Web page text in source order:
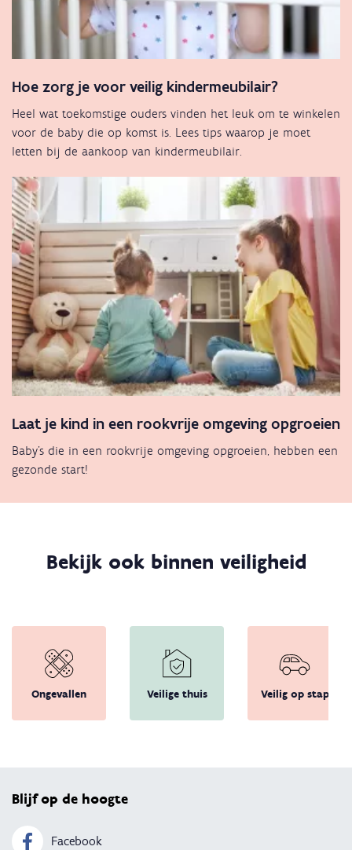
Hoe zorg je voor veilig kindermeubilair?
Heel wat toekomstige ouders vinden het leuk om te winkelen
voor de baby die op komst is. Lees tips waarop je moet
letten bij de aankoop van kindermeubilair.
Laat je kind in een rookvrije omgeving opgroeien
Baby's die in een rookvrije omgeving opgroeien, hebben een
gezonde start!
Bekijk ook binnen veiligheid
Ongevallen Veilige thuis Veilig op stap
Blijf op de hoogte
Facebook